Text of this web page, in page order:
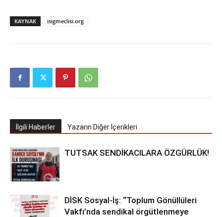
KAYNAK isigmeclisi.org
İlgili Haberler Yazarın Diğer İçerikleri
TUTSAK SENDİKACILARA ÖZGÜRLÜK!
DİSK Sosyal-İş: “Toplum Gönüllüleri
Vakfı’nda sendikal örgütlenmeye